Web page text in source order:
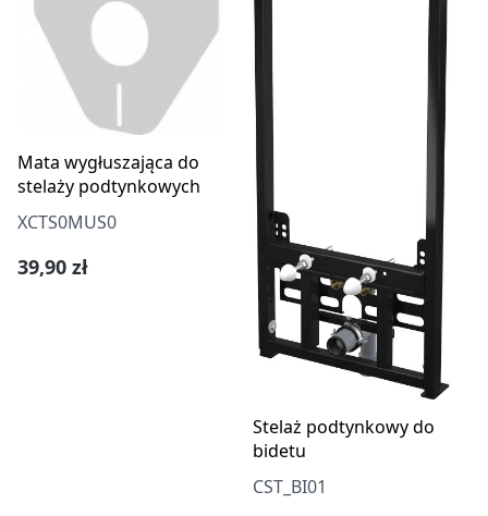
Mata wygłuszająca do
stelaży podtynkowych
XCTS0MUS0
Cena regularna:
39,90 zł
Stelaż podtynkowy do
bidetu
CST_BI01